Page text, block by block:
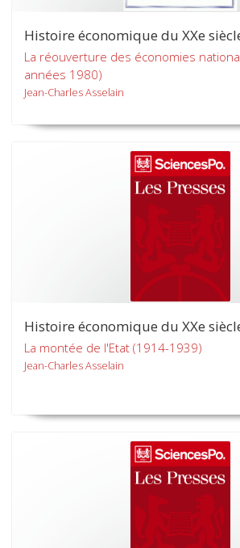
Histoire économique du XXe
La réouverture des économies
années 1980)
Jean-Charles Asselain
Histoire économique du XXe
La montée de l'Etat (1914-1939)
Jean-Charles Asselain